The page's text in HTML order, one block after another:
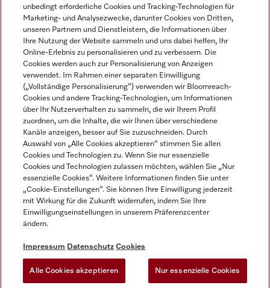
DEUTSCH
Impressum
AGB
Datenschutz
Nutzungsbedingungen
Gesetzen über digitale Dienste
Cookie-Einstellungen
Miele auf Instagram
Miele auf Youtube
unbedingt erforderliche Cookies und Tracking-Technologien für
Marketing- und Analysezwecke, darunter Cookies von Dritten,
unseren Partnern und Dienstleistern, die Informationen über
Ihre Nutzung der Website sammeln und uns dabei helfen, Ihr
Online-Erlebnis zu personalisieren und zu verbessern. Die
Cookies werden auch zur Personalisierung von Anzeigen
verwendet. Im Rahmen einer separaten Einwilligung
(„Vollständige Personalisierung“) verwenden wir Bloomreach-
Cookies und andere Tracking-Technologien, um Informationen
über Ihr Nutzerverhalten zu sammeln, die wir Ihrem Profil
zuordnen, um die Inhalte, die wir Ihnen über verschiedene
Kanäle anzeigen, besser auf Sie zuzuschneiden. Durch
Auswahl von „Alle Cookies akzeptieren“ stimmen Sie allen
Cookies und Technologien zu. Wenn Sie nur essenzielle
Cookies und Technologien zulassen möchten, wählen Sie „Nur
essenzielle Cookies“. Weitere Informationen finden Sie unter
„Cookie-Einstellungen“. Sie können Ihre Einwilligung jederzeit
mit Wirkung für die Zukunft widerrufen, indem Sie Ihre
Einwilligungseinstellungen in unserem Präferenzcenter
ändern.
Impressum Datenschutz Cookies
Alle Cookies akzeptieren Nur essenzielle Cookies